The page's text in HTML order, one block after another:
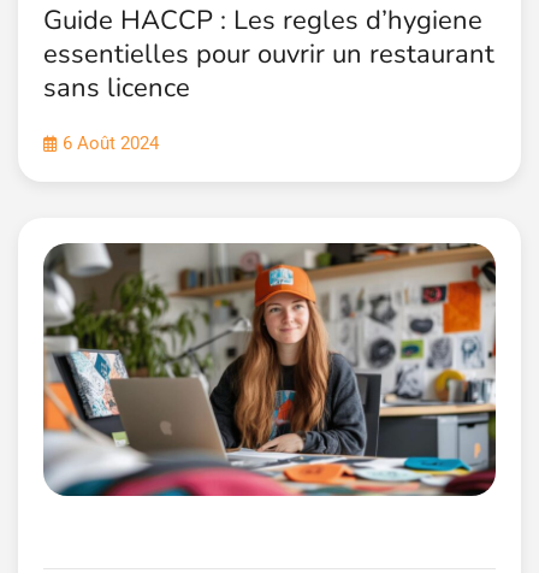
Guide HACCP : Les regles d’hygiene
essentielles pour ouvrir un restaurant
sans licence
6 Août 2024